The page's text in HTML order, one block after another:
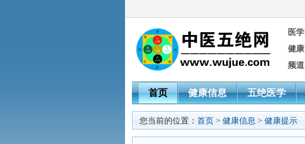
医学
健康
频道
首页 健康信息 五绝医学
您当前的位置： 首页 > 健康信息 > 健康提示